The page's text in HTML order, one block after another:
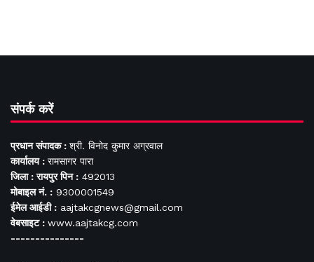
संपर्क करें
प्रधान संपादक : श्री. विनोद कुमार अग्रवाल
कार्यालय : रामसागर पारा
जिला : रायपुर पिन : 492013
मोबाइल नं. : 9300001549
ईमेल आईडी : aajtakcgnews@gmail.com
वेबसाइट : www.aajtakcg.com
---------------